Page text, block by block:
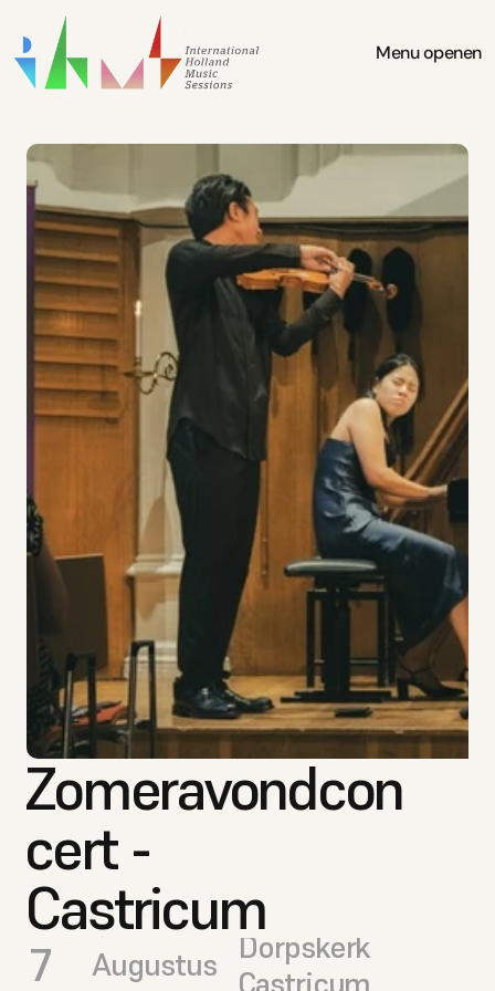
Menu openen
Zomeravondcon
cert -
Castricum
7 Augustus
Dorpskerk